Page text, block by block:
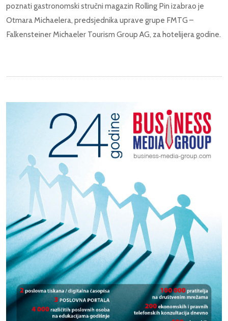
poznati gastronomski stručni magazin Rolling Pin izabrao je
Otmara Michaelera, predsjednika uprave grupe FMTG –
Falkensteiner Michaeler Tourism Group AG, za hotelijera godine.